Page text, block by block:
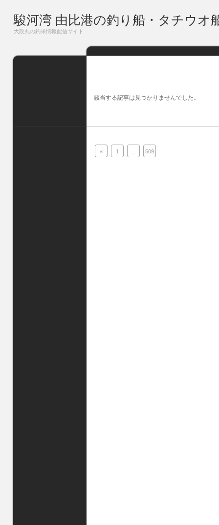
駿河湾 由比港の釣り船・タチウオ
大政丸の釣果情報配信サイト
該当する記事は見つかりませんでした。
« 1 509